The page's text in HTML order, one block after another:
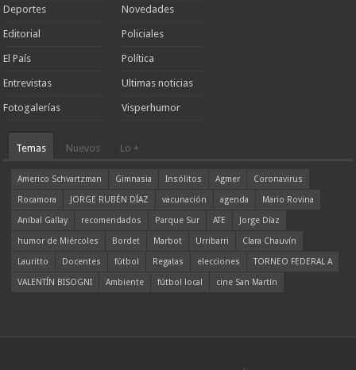
Deportes
Editorial
El País
Entrevistas
Fotogalerías
Novedades
Policiales
Política
Ultimas noticias
Visperhumor
Temas Nuevos Lo +
Americo Schvartzman Gimnasia Insólitos Agmer
Coronavirus
Rocamora
JORGE RUBÉN DÍAZ vacunación agenda
Mario Rovina
Aníbal Gallay
recomendados Parque Sur ATE
Jorge Díaz
humor de Miércoles
Bordet Marbot Urribarri
Clara Chauvín
Lauritto
Docentes fútbol Regatas elecciones
TORNEO FEDERAL A
VALENTÍN BISOGNI
Ambiente fútbol local cine San Martín